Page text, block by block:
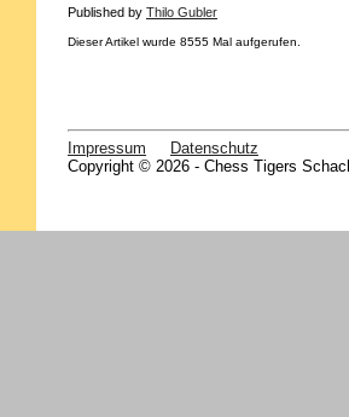
Published by Thilo Gubler
Dieser Artikel wurde 8555 Mal aufgerufen.
Impressum
Datenschutz
Copyright © 2026 - Chess Tigers